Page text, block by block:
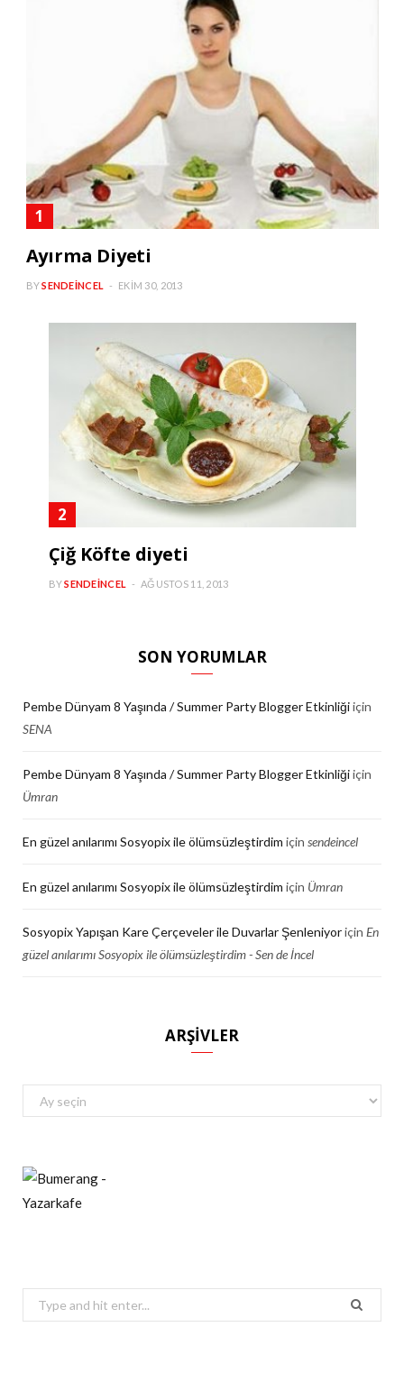
Ayırma Diyeti
BYSENDEINCEL EKIM 30, 2013
Çiğ Köfte diyeti
BYSENDEINCEL AĞUSTOS 11, 2013
SON YORUMLAR
Pembe Dünyam 8 Yaşında / Summer Party Blogger Etkinliğiiçin
SENA
Pembe Dünyam 8 Yaşında / Summer Party Blogger Etkinliğiiçin
Ümran
En güzel anılarımı Sosyopix ile ölümsüzleştirdim için sendeincel
En güzel anılarımı Sosyopix ile ölümsüzleştirdim için Ümran
Sosyopix Yapışan Kare Çerçeveler ile Duvarlar Şenleniyoriçin En
güzel anılarımı Sosyopix ile ölümsüzleştirdim - Sen de İncel
ARŞIVLER
Arşivler
Search
for: